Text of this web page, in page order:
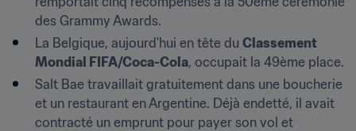
des Grammy Awards.
La Belgique, aujourd'hui en tête du Classement
Mondial FIFA/Coca-Cola, occupait la 49ème place.
Salt Bae travaillait gratuitement dans une boucherie
et un restaurant en Argentine. Déjà endetté, il avait
contracté un emprunt pour payer son vol et